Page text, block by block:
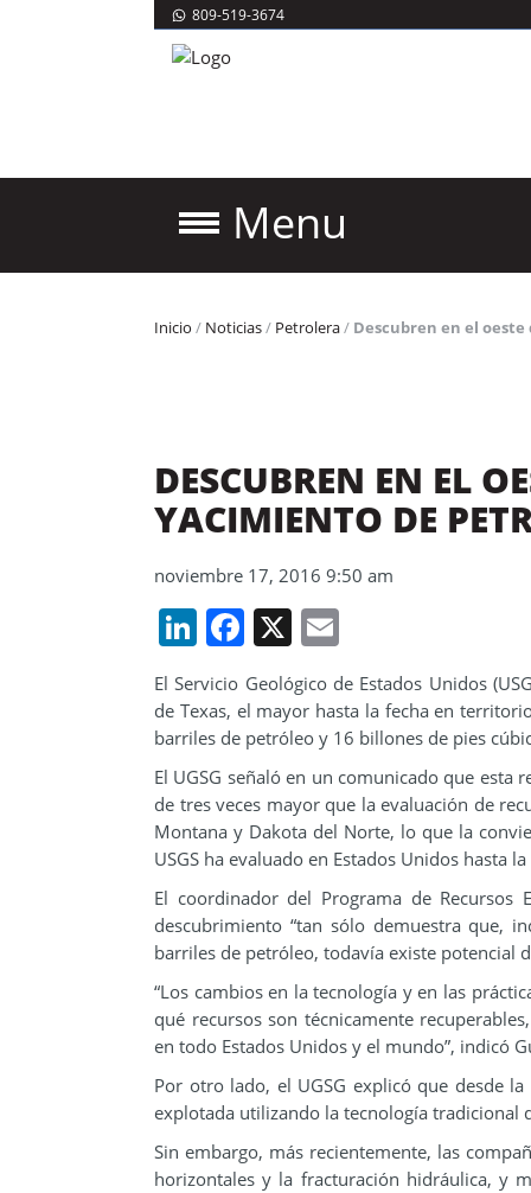
809-519-3674
Menu
Inicio / Noticias/ Petrolera/ Descubren en el oeste
DESCUBREN EN EL
YACIMIENTO DE
noviembre 17, 2016 9:50 am
LinkedIn
Facebook
X
El Servicio Geológico de Estados Unidos
de Texas, el mayor hasta la fecha en
barriles de petróleo y 16 billones de pies
El UGSG señaló en un comunicado que esta
de tres veces mayor que la evaluación de
Montana y Dakota del Norte, lo que la
USGS ha evaluado en Estados Unidos hasta
El coordinador del Programa de Recursos
descubrimiento “tan sólo demuestra que,
barriles de petróleo, todavía existe potencial
“Los cambios en la tecnología y en las
qué recursos son técnicamente
en todo Estados Unidos y el mundo”, indicó
Por otro lado, el UGSG explicó que desde
explotada utilizando la tecnología tradicional
Sin embargo, más recientemente, las
horizontales y la fracturación hidráulica, y